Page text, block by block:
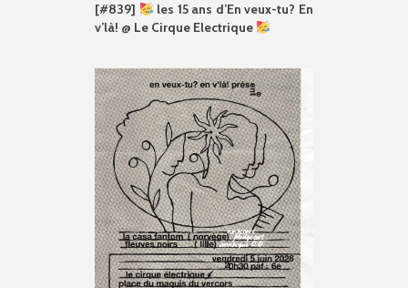
[#839]
les 15 ans d’En veux-tu? En
v’là! @ Le Cirque Electrique